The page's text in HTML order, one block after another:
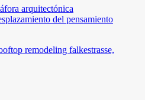
arquitectónica
del pensamiento